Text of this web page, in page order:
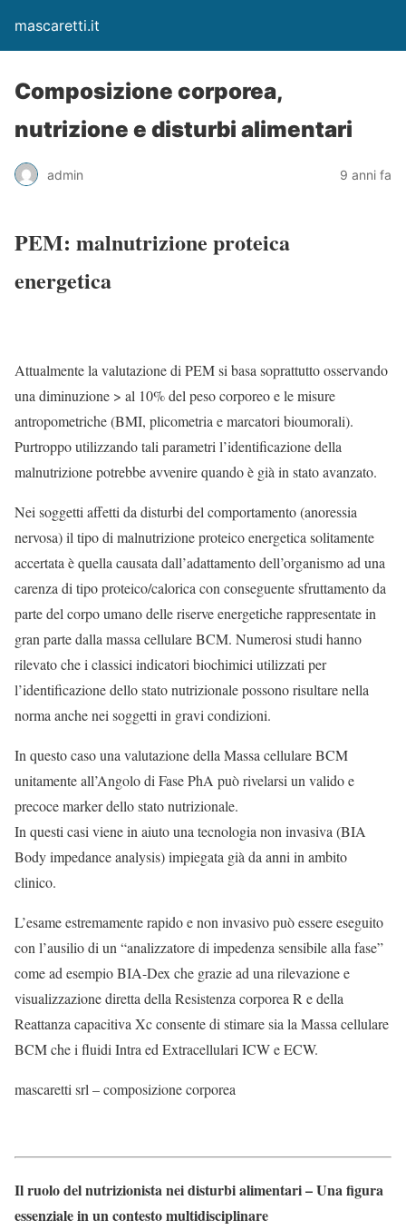
mascaretti.it
Composizione corporea,
nutrizione e disturbi alimentari
admin 9 anni fa
PEM: malnutrizione proteica
energetica
Attualmente la valutazione di PEM si basa soprattutto osservando
una diminuzione > al 10% del peso corporeo e le misure
antropometriche (BMI, plicometria e marcatori bioumorali).
Purtroppo utilizzando tali parametri l’identificazione della
malnutrizione potrebbe avvenire quando è già in stato avanzato.
Nei soggetti affetti da disturbi del comportamento (anoressia
nervosa) il tipo di malnutrizione proteico energetica solitamente
accertata è quella causata dall’adattamento dell’organismo ad una
carenza di tipo proteico/calorica con conseguente sfruttamento da
parte del corpo umano delle riserve energetiche rappresentate in
gran parte dalla massa cellulare BCM. Numerosi studi hanno
rilevato che i classici indicatori biochimici utilizzati per
l’identificazione dello stato nutrizionale possono risultare nella
norma anche nei soggetti in gravi condizioni.
In questo caso una valutazione della Massa cellulare BCM
unitamente all’Angolo di Fase PhA può rivelarsi un valido e
precoce marker dello stato nutrizionale.
In questi casi viene in aiuto una tecnologia non invasiva (BIA
Body impedance analysis) impiegata già da anni in ambito
clinico.
L’esame estremamente rapido e non invasivo può essere eseguito
con l’ausilio di un “analizzatore di impedenza sensibile alla fase”
come ad esempio BIA-Dex che grazie ad una rilevazione e
visualizzazione diretta della Resistenza corporea R e della
Reattanza capacitiva Xc consente di stimare sia la Massa cellulare
BCM che i fluidi Intra ed Extracellulari ICW e ECW.
mascaretti srl – composizione corporea
Il ruolo del nutrizionista nei disturbi alimentari – Una figura
essenziale in un contesto multidisciplinare